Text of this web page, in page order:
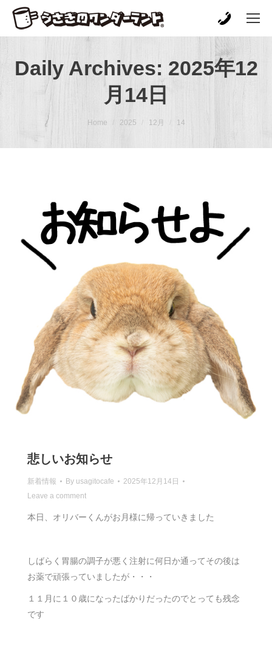
Daily Archives: 2025年12
月14日
You are here: Home 2025 12月 14
悲しいお知らせ
新着情報 By usagitocafe
2025年12月14日
Leave a comment
本日、オリバーくんがお月様に帰っていきました
しばらく胃腸の調子が悪く注射に何日か通ってその後は
お薬で頑張っていましたが・・・
１１月に１０歳になったばかりだったのでとっても残念
です